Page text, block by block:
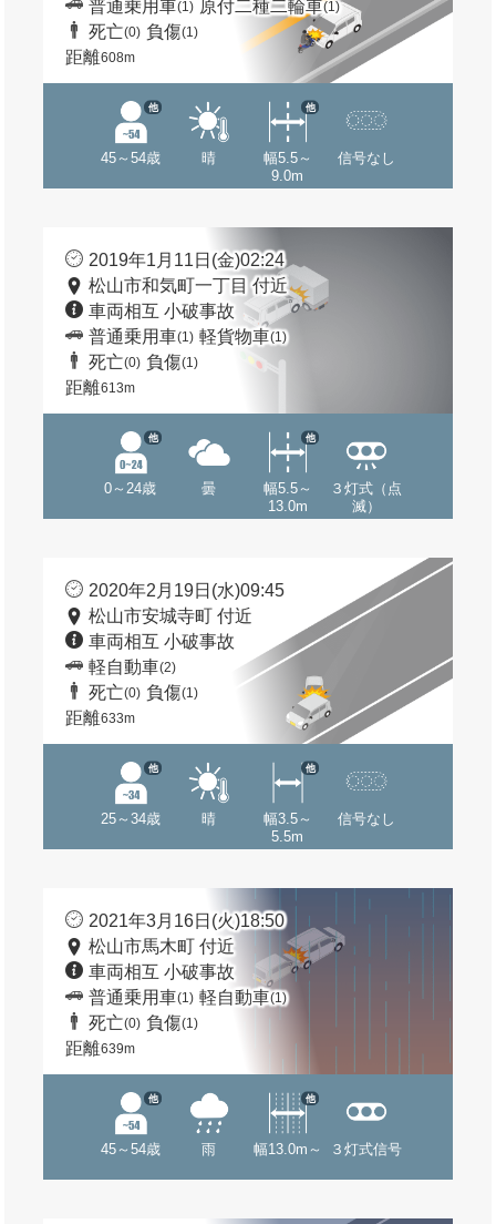
普通乗用車(1) 原付二種二輪車(1)
死亡(0) 負傷(1)
距離608m
45～54歳
他
晴
幅5.5～
9.0m
他
信号なし
2019年1月11日(金)02:24
松山市和気町一丁目 付近
車両相互 小破事故
普通乗用車(1) 軽貨物車(1)
死亡(0) 負傷(1)
距離613m
0～24歳
他
曇
幅5.5～
13.0m
他
３灯式（点
滅）
2020年2月19日(水)09:45
松山市安城寺町 付近
車両相互 小破事故
軽自動車(2)
死亡(0) 負傷(1)
距離633m
25～34歳
他
晴
幅3.5～
5.5m
他
信号なし
2021年3月16日(火)18:50
松山市馬木町 付近
車両相互 小破事故
普通乗用車(1) 軽自動車(1)
死亡(0) 負傷(1)
距離639m
45～54歳
他
雨 幅13.0m～
他
３灯式信号